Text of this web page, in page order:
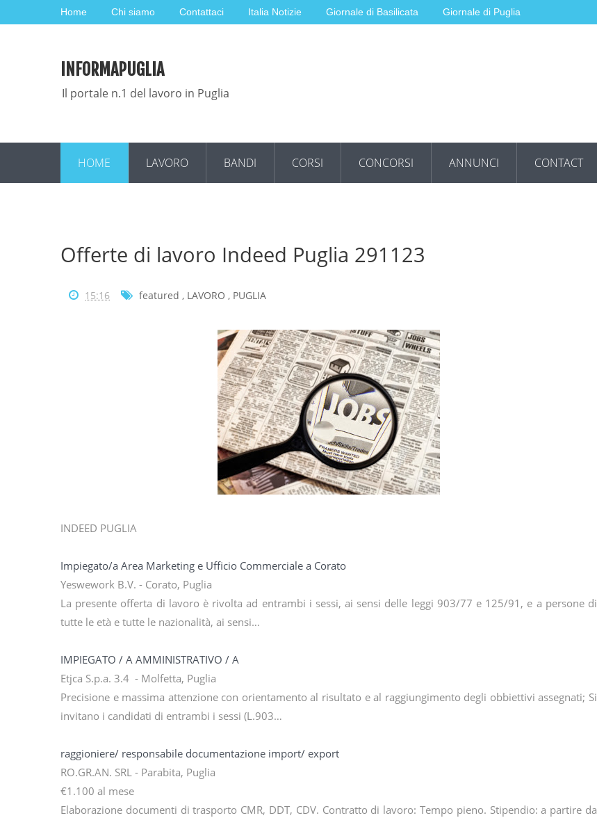
Home Chi siamo Contattaci Italia Notizie Giornale di Basilicata Giornale di Puglia
INFORMAPUGLIA
Il portale n.1 del lavoro in Puglia
HOME LAVORO BANDI CORSI CONCORSI ANNUNCI CONTACT
Offerte di lavoro Indeed Puglia 291123
15:16 featured , LAVORO , PUGLIA
INDEED PUGLIA
Impiegato/a Area Marketing e Ufficio Commerciale a Corato
Yeswework B.V. - Corato, Puglia
La presente offerta di lavoro è rivolta ad entrambi i sessi, ai sensi delle leggi 903/77 e 125/91, e a persone di
tutte le età e tutte le nazionalità, ai sensi…
IMPIEGATO / A AMMINISTRATIVO / A
Etjca S.p.a. 3.4 - Molfetta, Puglia
Precisione e massima attenzione con orientamento al risultato e al raggiungimento degli obbiettivi assegnati; Si
invitano i candidati di entrambi i sessi (L.903…
raggioniere/ responsabile documentazione import/ export
RO.GR.AN. SRL - Parabita, Puglia
€1.100 al mese
Elaborazione documenti di trasporto CMR, DDT, CDV. Contratto di lavoro: Tempo pieno. Stipendio: a partire da